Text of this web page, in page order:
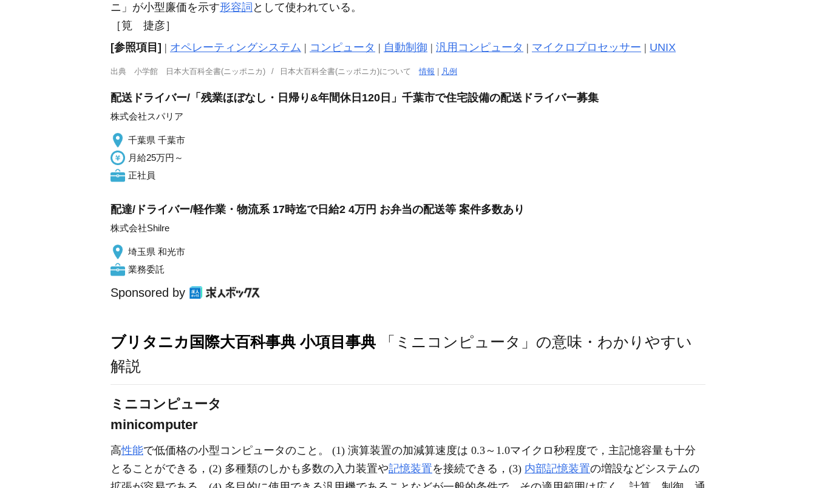
ニ」が小型廉価を示す形容詞 として使われている。
［筧 捷彦］
[参照項目] | オペレーティングシステム | コンピュータ | 自動制御 | 汎用コンピュータ | マイクロプロセッサー | UNIX
出典 小学館 日本大百科全書(ニッポニカ) 日本大百科全書(ニッポニカ)について情報 | 凡例
配送ドライバー/「残業ほぼなし・日帰り&年間休日120日」千葉市で住宅設備の配送ドライバー募集
株式会社スパリア
千葉県 千葉市
月給25万円～
正社員
配達/ドライバー/軽作業・物流系 17時迄で日給2 4万円 お弁当の配送等 案件多数あり
株式会社Shilre
埼玉県 和光市
業務委託
Sponsored by
ブリタニカ国際大百科事典 小項目事典 「ミニコンピュータ」の意味・わかりやすい
解説
ミニコンピュータ
minicomputer
高性能で低価格の小型コンピュータのこと。 (1) 演算装置の加減算速度は 0.3～1.0マイクロ秒程度で，主記憶容量も十分
とることができる，(2) 多種類のしかも多数の入力装置や記憶装置を接続できる，(3) 内部記憶装置の増設などシステムの